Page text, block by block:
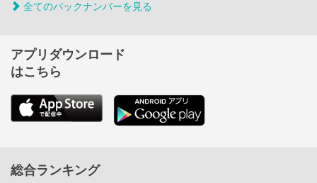
全てのバックナンバーを見る
アプリダウンロード
はこちら
総合ランキング